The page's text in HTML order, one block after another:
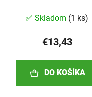
✅ Skladom (1 ks)
€13,43
DO KOŠÍKA